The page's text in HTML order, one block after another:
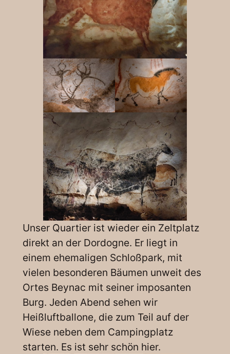
Unser Quartier ist wieder ein Zeltplatz
direkt an der Dordogne. Er liegt in
einem ehemaligen Schloßpark, mit
vielen besonderen Bäumen unweit des
Ortes Beynac mit seiner imposanten
Burg. Jeden Abend sehen wir
Heißluftballone, die zum Teil auf der
Wiese neben dem Campingplatz
starten. Es ist sehr schön hier.